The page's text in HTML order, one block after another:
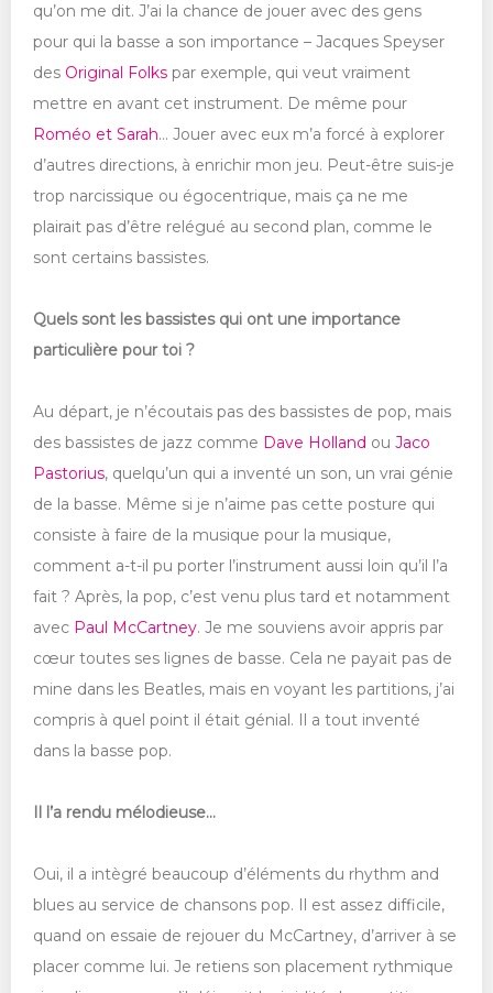
qu’on me dit. J’ai la chance de jouer avec des gens
pour qui la basse a son importance – Jacques Speyser
des Original Folks par exemple, qui veut vraiment
mettre en avant cet instrument. De même pour
Roméo et Sarah… Jouer avec eux m’a forcé à explorer
d’autres directions, à enrichir mon jeu. Peut-être suis-je
trop narcissique ou égocentrique, mais ça ne me
plairait pas d’être relégué au second plan, comme le
sont certains bassistes.
Quels sont les bassistes qui ont une importance
particulière pour toi ?
Au départ, je n’écoutais pas des bassistes de pop, mais
des bassistes de jazz comme Dave Holland ou Jaco
Pastorius, quelqu’un qui a inventé un son, un vrai génie
de la basse. Même si je n’aime pas cette posture qui
consiste à faire de la musique pour la musique,
comment a-t-il pu porter l’instrument aussi loin qu’il l’a
fait ? Après, la pop, c’est venu plus tard et notamment
avec Paul McCartney. Je me souviens avoir appris par
cœur toutes ses lignes de basse. Cela ne payait pas de
mine dans les Beatles, mais en voyant les partitions, j’ai
compris à quel point il était génial. Il a tout inventé
dans la basse pop.
Il l’a rendu mélodieuse...
Oui, il a intègré beaucoup d’éléments du rhythm and
blues au service de chansons pop. Il est assez difficile,
quand on essaie de rejouer du McCartney, d’arriver à se
placer comme lui. Je retiens son placement rythmique